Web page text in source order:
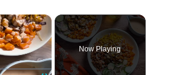
×
Now Playing